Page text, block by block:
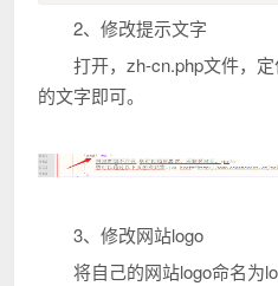
2、修改提示文字
打开，zh-cn.php文件，
的文字即可。
3、修改网站logo
将自己的网站logo命名为